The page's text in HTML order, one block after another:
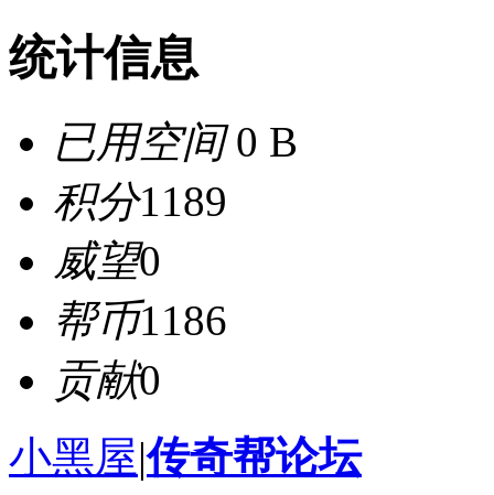
统计信息
已用空间0 B
积分1189
威望0
帮币1186
贡献0
小黑屋|传奇帮论坛